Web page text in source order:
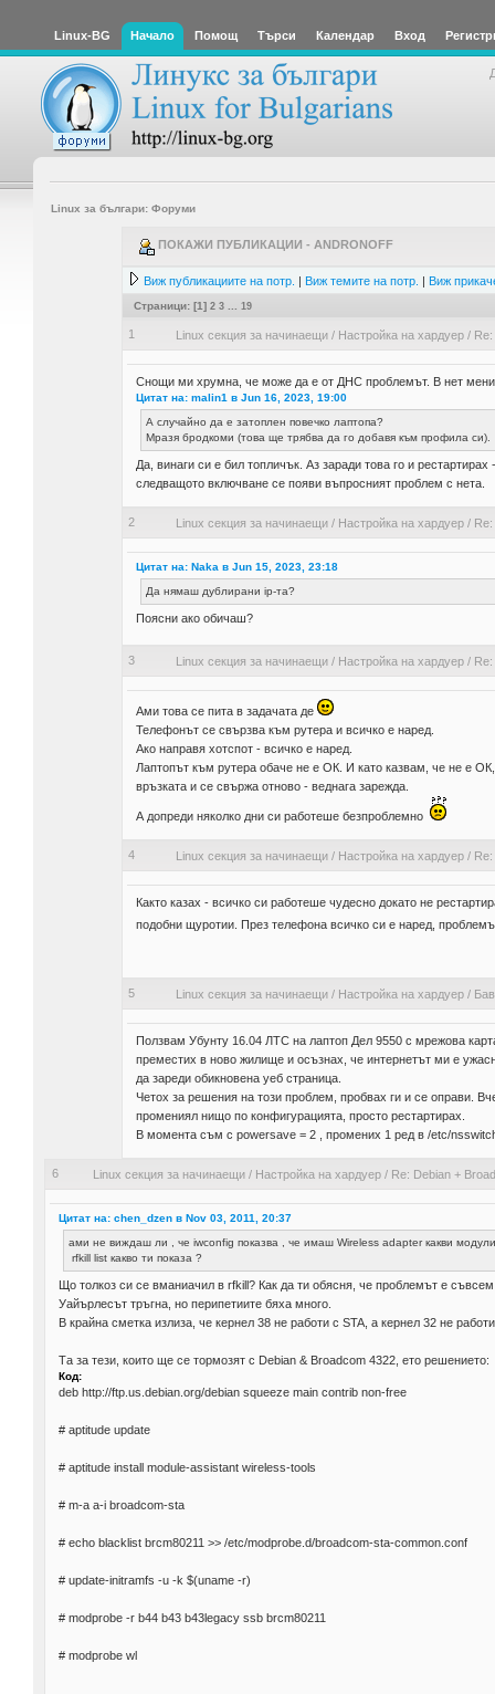
Linux-BG Начало Помощ Търси Календар Вход
Linux за българи: Форуми
ПОКАЖИ ПУБЛИКАЦИИ - ANDRONOFF
Виж публикациите на потр. | Виж темите на потр. | Виж
Страници: [1] 2 3 19
1 Linux секция за начинаещи/ Настройка на хардуер/
Снощи ми хрумна, че може да е от ДНС проблемът. В нет
Цитат на: malin1 в Jun 16, 2023, 19:00
А случайно да е затоплен повечко лаптопа?
Мразя бродкоми (това ще трябва да го добавя към профила си).
Да, винаги си е бил топличък. Аз заради това го и
следващото включване се появи въпросният проблем с нета.
2 Linux секция за начинаещи/ Настройка на хардуер/
Цитат на: Naka в Jun 15, 2023, 23:18
Да нямаш дублирани ip-та?
Поясни ако обичаш?
3 Linux секция за начинаещи/ Настройка на хардуер/
Ами това се пита в задачата де
Телефонът се свързва към рутера и всичко е наред.
Ако направя хотспот - всичко е наред.
Лаптопът към рутера обаче не е ОК. И като казвам, че не е
връзката и се свържа отново - веднага зарежда.
А допреди няколко дни си работеше безпроблемно
4 Linux секция за начинаещи/ Настройка на хардуер/
Както казах - всичко си работеше чудесно докато не
подобни щуротии. През телефона всичко си е наред,
5 Linux секция за начинаещи/ Настройка на хардуер/
Ползвам Убунту 16.04 ЛТС на лаптоп Дел 9550 с мрежова
преместих в ново жилище и осъзнах, че интернетът ми е
да зареди обикновена уеб страница.
Четох за решения на този проблем, пробвах ги и се оправи.
промениял нищо по конфигурацията, просто рестартирах.
В момента съм с powersave = 2 , промених 1 ред в /etc/
6 Linux секция за начинаещи / Настройка на хардуер / Re: Debian +
Цитат на: chen_dzen в Nov 03, 2011, 20:37
ами не виждаш ли , че iwconfig показва , че имаш Wireless adapter какви
rfkill list какво ти показа ?
Що толкоз си се вманиачил в rfkill? Как да ти обясня, че проблемът е
Уайърлесът тръгна, но перипетиите бяха много.
В крайна сметка излиза, че кернел 38 не работи с STA, а кернел 32 не
Та за тези, които ще се тормозят с Debian & Broadcom 4322, ето решението:
Код:
deb http://ftp.us.debian.org/debian squeeze main contrib non-free
# aptitude update
# aptitude install module-assistant wireless-tools
# m-a a-i broadcom-sta
# echo blacklist brcm80211 >> /etc/modprobe.d/broadcom-sta-common.conf
# update-initramfs -u -k $(uname -r)
# modprobe -r b44 b43 b43legacy ssb brcm80211
# modprobe wl